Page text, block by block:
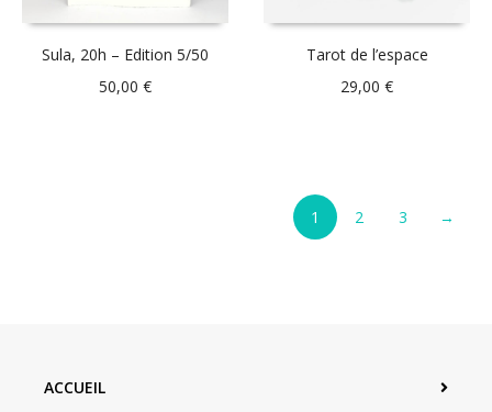
Sula, 20h – Edition 5/50
50,00 €
Tarot de l’espace
29,00€
1 2 3 →
ACCUEIL